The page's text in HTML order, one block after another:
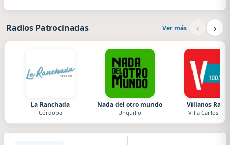
Radios Patrocinadas Ver más ‹ ›
La Ranchada
Córdoba
Nada del otro mundo
Unquillo
Villanos
Villa Carlos Paz